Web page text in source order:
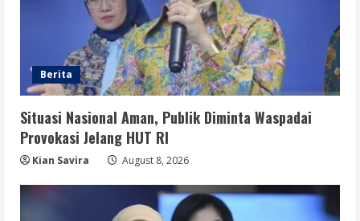
Berita
Situasi Nasional Aman, Publik Diminta Waspadai
Provokasi Jelang HUT RI
Kian Savira August 8, 2026